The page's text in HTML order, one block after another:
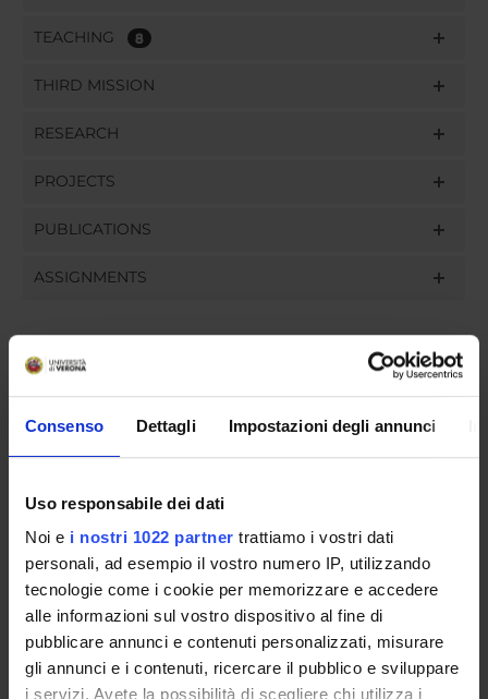
Consenso Dettagli Impostazioni degli annunci
Uso responsabile dei dati
Noi e i nostri 1022 partner trattiamo i vostri dati
personali, ad esempio il vostro numero IP, utilizzando
tecnologie come i cookie per memorizzare e accedere
alle informazioni sul vostro dispositivo al fine di
pubblicare annunci e contenuti personalizzati, misurare
gli annunci e i contenuti, ricercare il pubblico e sviluppare
i servizi. Avete la possibilità di scegliere chi utilizza i
TEACHING 8
THIRD MISSION
RESEARCH
PROJECTS
PUBLICATIONS
ASSIGNMENTS
ORGANISATION
DEPARTMENT ADMINISTRATION OFFICES
STUDENT ADMINISTRATION OFFICES
DEPARTMENT FACILITIES
RESEARCH LABORATORIES